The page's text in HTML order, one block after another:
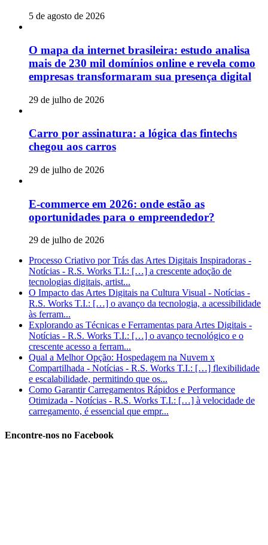
5 de agosto de 2026
O mapa da internet brasileira: estudo analisa
mais de 230 mil domínios online e revela como
empresas transformaram sua presença digital
29 de julho de 2026
Carro por assinatura: a lógica das fintechs
chegou aos carros
29 de julho de 2026
E-commerce em 2026: onde estão as
oportunidades para o empreendedor?
29 de julho de 2026
Processo Criativo por Trás das Artes Digitais Inspiradoras -
Notícias - R.S. Works T.I.: […] a crescente adoção de
tecnologias digitais, artist...
O Impacto das Artes Digitais na Cultura Visual - Notícias -
R.S. Works T.I.: […] o avanço da tecnologia, a acessibilidade
às ferram...
Explorando as Técnicas e Ferramentas para Artes Digitais -
Notícias - R.S. Works T.I.: […] o avanço tecnológico e o
crescente acesso a ferram...
Qual a Melhor Opção: Hospedagem na Nuvem x
Compartilhada - Notícias - R.S. Works T.I.: […] flexibilidade
e escalabilidade, permitindo que os...
Como Garantir Carregamentos Rápidos e Performance
Otimizada - Notícias - R.S. Works T.I.: […] à velocidade de
carregamento, é essencial que empr...
Encontre-nos no Facebook